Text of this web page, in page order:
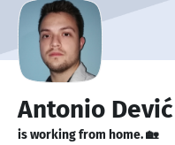
Antonio Dević
is working from home. 🏡